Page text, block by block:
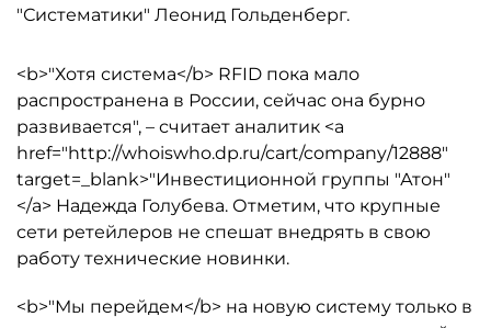
"Систематики" Леонид Гольденберг.
<b>"Хотя система</b> RFID пока мало
распространена в России, сейчас она бурно
развивается", – считает аналитик <a
href="http://whoiswho.dp.ru/cart/company/12888"
target=_blank>"Инвестиционной группы "Атон"
</a> Надежда Голубева. Отметим, что крупные
сети ретейлеров не спешат внедрять в свою
работу технические новинки.
<b>"Мы перейдем</b> на новую систему только в